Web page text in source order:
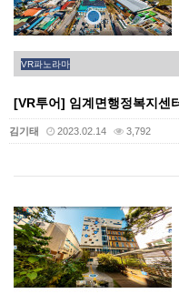
VR파노라마
[VR투어] 임계면행정복지센
김기태 2023.02.14 3,792